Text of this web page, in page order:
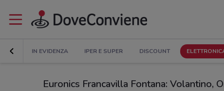
IN EVIDENZA IPER E SUPER DISCOUNT
Euronics Francavilla Fontana: Volantino,